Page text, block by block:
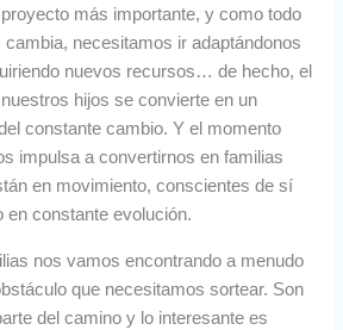
más importante, y como todo
necesitamos ir adaptándonos
nuevos recursos… de hecho, el
hijos se convierte en un
constante cambio. Y el momento
impulsa a convertirnos en familias
en movimiento, conscientes de sí
constante evolución.
nos vamos encontrando a menudo
que necesitamos sortear. Son
del camino y lo interesante es